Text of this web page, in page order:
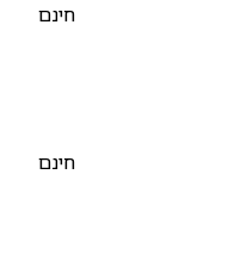
חינם
חינם